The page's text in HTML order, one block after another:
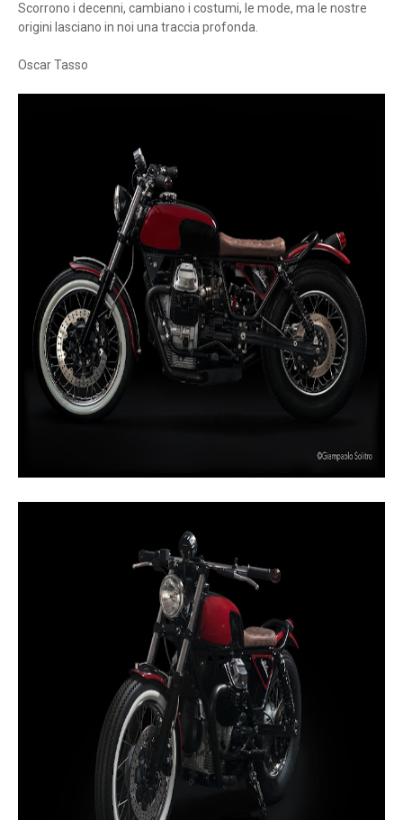
Scorrono i decenni, cambiano i costumi, le mode, ma le nostre
origini lasciano in noi una traccia profonda.
Oscar Tasso